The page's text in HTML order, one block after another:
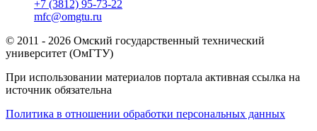
+7 (3812) 95-73-22
mfc@omgtu.ru
© 2011 - 2026 Омский государственный технический
университет (ОмГТУ)
При использовании материалов портала активная ссылка на
источник обязательна
Политика в отношении обработки персональных данных